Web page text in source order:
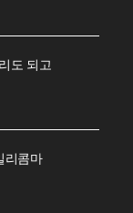
도 되고
리콤마